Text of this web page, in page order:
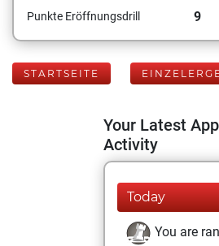
Punkte Eröffnungsdrill 9
STARTSEITE
Your Latest App
Activity
Today
You are